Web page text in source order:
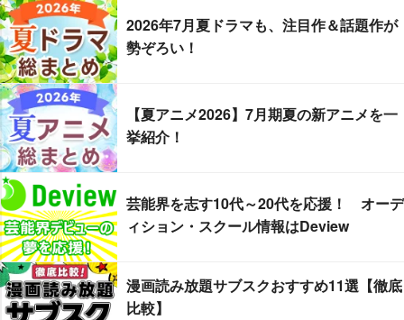
2026年7月夏ドラマも、注目作＆話題作が
勢ぞろい！
【夏アニメ2026】7月期夏の新アニメを一
挙紹介！
芸能界を志す10代～20代を応援！ オーデ
ィション・スクール情報はDeview
漫画読み放題サブスクおすすめ11選【徹底
比較】